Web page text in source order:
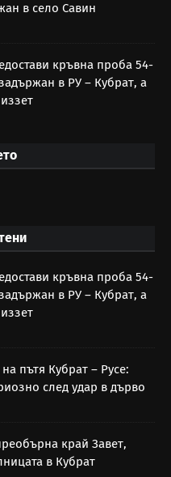
в село Савин
кръвна проба 54-
в РУ – Кубрат, а
кръвна проба 54-
в РУ – Кубрат, а
пътя Кубрат – Русе:
след удар в дърво
край Завет,
в Кубрат